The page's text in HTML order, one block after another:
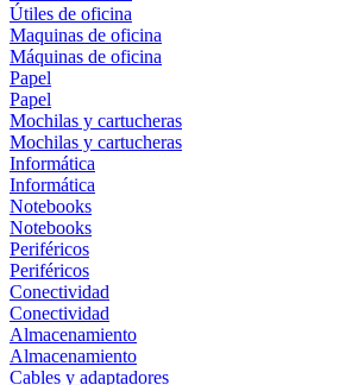
Útiles de oficina
Maquinas de oficina
Máquinas de oficina
Papel
Papel
Mochilas y cartucheras
Mochilas y cartucheras
Informática
Informática
Notebooks
Notebooks
Periféricos
Periféricos
Conectividad
Conectividad
Almacenamiento
Almacenamiento
Cables y adaptadores